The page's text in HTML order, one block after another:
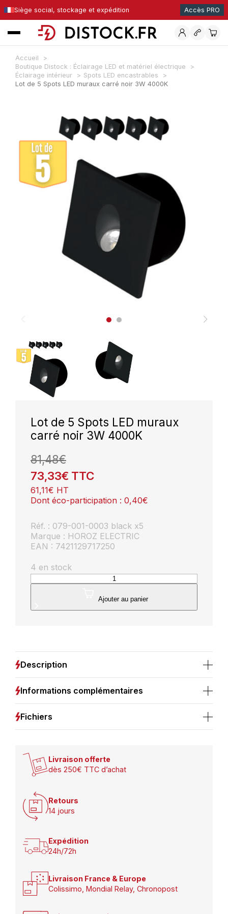
Siège social, stockage et expédition Accès PRO
Accueil
Boutique Distock : Éclairage LED et matériel électrique
Éclairage intérieur
Spots LED encastrables
Lot de 5 Spots LED muraux carré noir 3W 4000K
Lot de 5 Spots LED muraux
carré noir 3W 4000K
81,48€
73,33€ TTC
61,11€ HT
Dont éco-participation : 0,40€
Réf. : 079-001-0003 black x5
Marque : HOROZ ELECTRIC
EAN : 7421129717250
4 en stock
quantité
de
de
muraux
carré
noir
3W
4000K
Ajouter au panier
Description
Informations complémentaires
Fichiers
Livraison offerte
dès 250€ TTC d’achat
Retours
14 jours
Expédition
24h/72h
Livraison France & Europe
Colissimo, Mondial Relay, Chronopost